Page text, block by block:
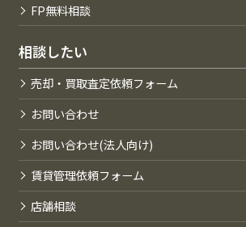
FP無料相談
相談したい
売却・買取査定依頼フォーム
お問い合わせ
お問い合わせ(法人向け)
賃貸管理依頼フォーム
店舗相談